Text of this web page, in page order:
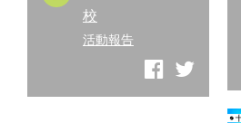
校
活動報告